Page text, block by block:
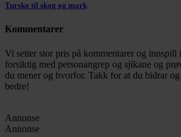
Tursko til skog og mark
Kommentarer
Vi setter stor pris på kommentarer og
forsiktig med personangrep og sjikane og
du mener og hvorfor. Takk for at du bidrar
bedre!
Annonse
Annonse